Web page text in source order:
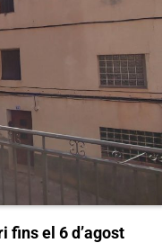
fins el 6 d’agost